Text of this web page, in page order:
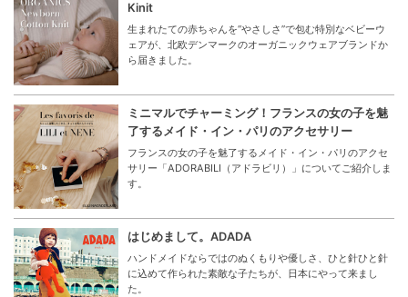
Kinit
生まれたての赤ちゃんを“やさしさ”で包む特別なベビーウ
ェアが、北欧デンマークのオーガニックウェアブランドか
ら届きました。
ミニマルでチャーミング！フランスの女の子を魅
了するメイド・イン・パリのアクセサリー
フランスの女の子を魅了するメイド・イン・パリのアクセ
サリー「ADORABILI（アドラビリ）」についてご紹介しま
す。
はじめまして。ADADA
ハンドメイドならではのぬくもりや優しさ、ひと針ひと針
に込めて作られた素敵な子たちが、日本にやって来まし
た。